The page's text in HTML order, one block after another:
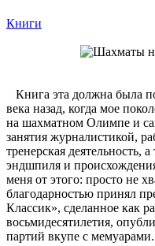
Книги
Книга эта должна была
века назад, когда мое
на шахматном Олимпе и
занятия журналистикой,
тренерская деятельность,
эндшпиля и
меня от этого: просто не
благодарностью принял
Классик», сделанное как
восьмидесятилетия,
партий вкупе с мемуарами.